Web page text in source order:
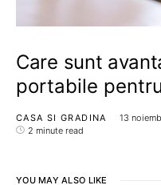
Care sunt
portabile
CASA SI GRADINA 13
2 minute read
YOU MAY ALSO LIKE